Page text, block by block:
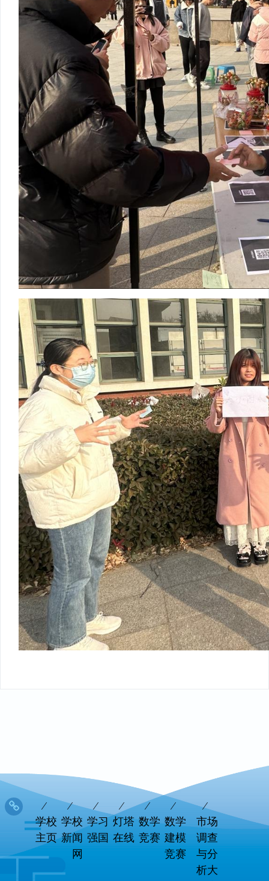
学校
主页
学校
新闻
网
学习
强国
灯塔
在线
数学
竞赛
数学
建模
竞赛
市场
调查
与分
析大